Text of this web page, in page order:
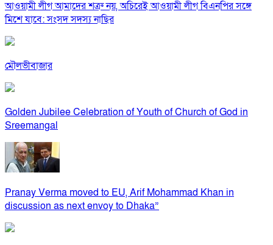
আওয়ামী লীগ আমাদের শত্রু নয়, অচিরেই আওয়ামী লীগ বিএনপির সঙ্গে
মিশে যাবে: সংসদ সদস্য নাছির
মৌলভীবাজার
Golden Jubilee Celebration of Youth of Church of God in
Sreemangal
Pranay Verma moved to EU, Arif Mohammad Khan in
discussion as next envoy to Dhaka”